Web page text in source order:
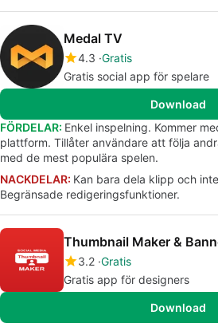
Medal TV
4.3 Gratis
Gratis social app för spelare
Download
FÖRDELAR: Enkel inspelning. Kommer
plattform. Tillåter användare att följa
med de mest populära spelen.
NACKDELAR: Kan bara dela klipp och
Begränsade redigeringsfunktioner.
Thumbnail Maker &
3.2 Gratis
Gratis app för designers
Download